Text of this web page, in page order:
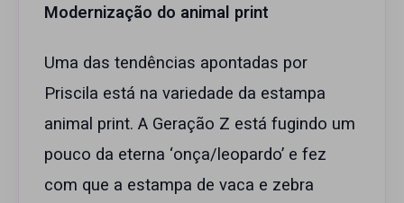
Modernização do animal print
Uma das tendências apontadas por
Priscila está na variedade da estampa
animal print. A Geração Z está fugindo um
pouco da eterna ‘onça/leopardo’ e fez
com que a estampa de vaca e zebra